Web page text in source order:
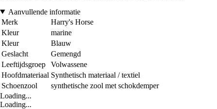
Aanvullende informatie
Merk
Harry's Horse
Kleur
marine
Kleur
Blauw
Geslacht
Gemengd
Leeftijdsgroep
Volwassene
Hoofdmateriaal Synthetisch materiaal / textiel
Schoenzool
synthetische zool met schokdemper
Loading...
Loading...